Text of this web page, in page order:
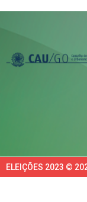
ELEIÇÕES 2023 ©